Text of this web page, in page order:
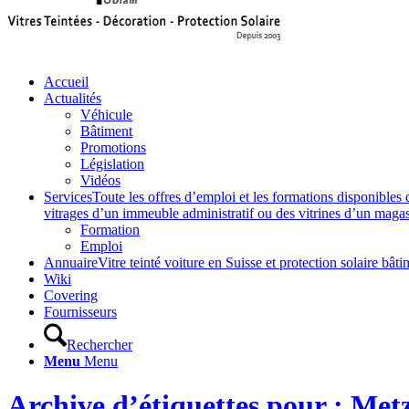
Accueil
Actualités
Véhicule
Bâtiment
Promotions
Législation
Vidéos
ServicesToute les offres d’emploi et les formations
vitrages d’un immeuble administratif ou des vitrines d’un
Formation
Emploi
AnnuaireVitre teinté voiture en Suisse et protection solaire
Wiki
Covering
Fournisseurs
Rechercher
Menu Menu